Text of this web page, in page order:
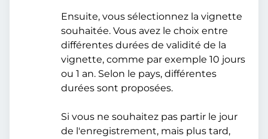
Ensuite, vous sélectionnez la vignette
souhaitée. Vous avez le choix entre
différentes durées de validité de la
vignette, comme par exemple 10 jours
ou 1 an. Selon le pays, différentes
durées sont proposées.
Si vous ne souhaitez pas partir le jour
de l'enregistrement, mais plus tard,